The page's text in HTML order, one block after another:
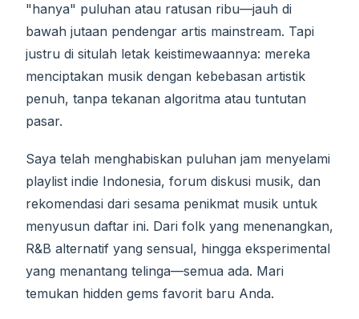
"hanya" puluhan atau ratusan ribu—jauh di
bawah jutaan pendengar artis mainstream. Tapi
justru di situlah letak keistimewaannya: mereka
menciptakan musik dengan kebebasan artistik
penuh, tanpa tekanan algoritma atau tuntutan
pasar.
Saya telah menghabiskan puluhan jam menyelami
playlist indie Indonesia, forum diskusi musik, dan
rekomendasi dari sesama penikmat musik untuk
menyusun daftar ini. Dari folk yang menenangkan,
R&B alternatif yang sensual, hingga eksperimental
yang menantang telinga—semua ada. Mari
temukan hidden gems favorit baru Anda.